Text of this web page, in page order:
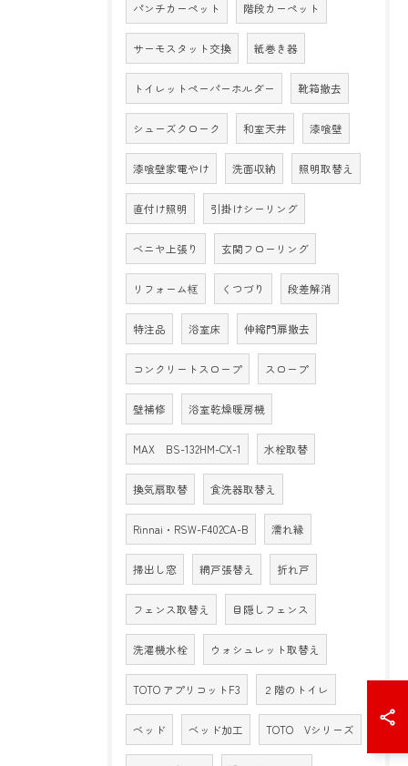
パンチカーペット 階段カーペット
サーモスタット交換 紙巻き器
トイレットペーパーホルダー 靴箱撤去
シューズクローク 和室天井 漆喰壁
漆喰壁家電やけ 洗面収納 照明取替え
直付け照明 引掛けシーリング
ベニヤ上張り 玄関フローリング
リフォーム框 くつづり 段差解消
特注品 浴室床 伸縮門扉撤去
コンクリートスロープ スロープ
壁補修 浴室乾燥暖房機
MAX BS-132HM-CX-1 水栓取替
換気扇取替 食洗器取替え
Rinnai・RSW-F402CA-B 濡れ縁
掃出し窓 網戸張替え 折れ戸
フェンス取替え 目隠しフェンス
洗濯機水栓 ウォシュレット取替え
TOTO アプリコットF3 ２階のトイレ
ベッド ベッド加工 TOTO Vシリーズ